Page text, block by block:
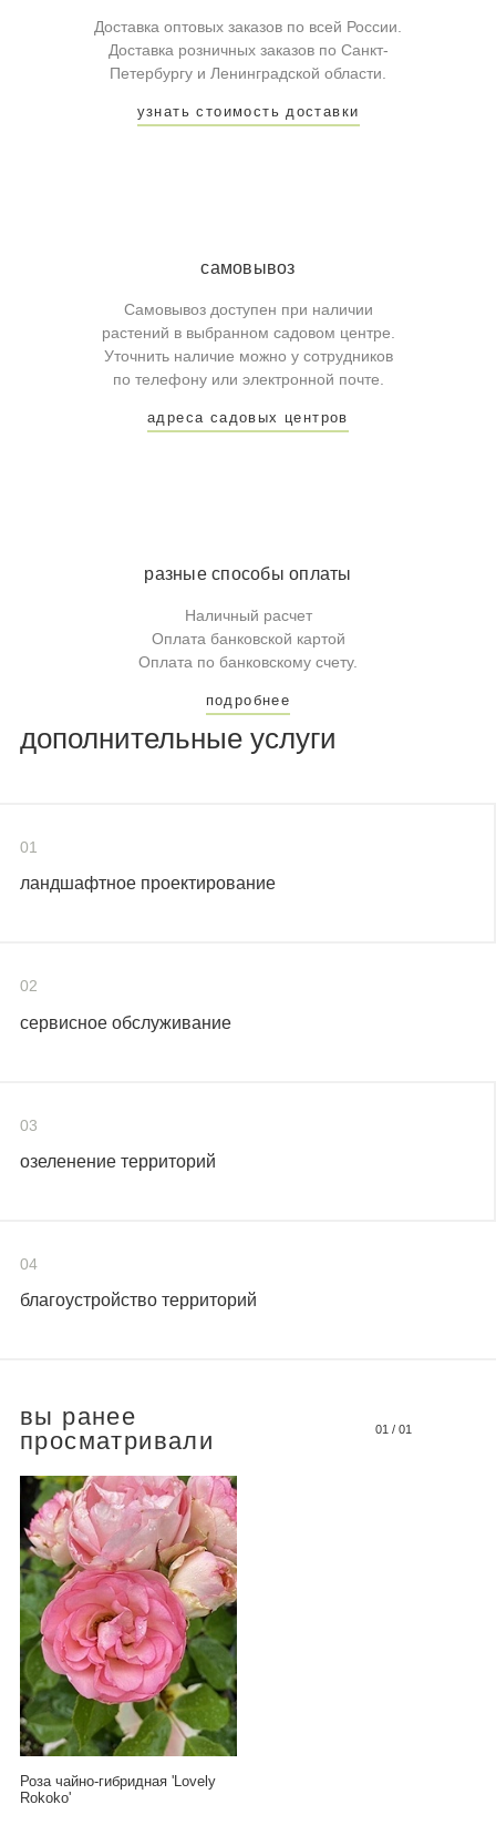
Доставка оптовых заказов по всей России.
Доставка розничных заказов по Санкт-
Петербургу и Ленинградской области.
узнать стоимость доставки
самовывоз
Самовывоз доступен при наличии
растений в выбранном садовом центре.
Уточнить наличие можно у сотрудников
по телефону или электронной почте.
адреса садовых центров
разные способы оплаты
Наличный расчет
Оплата банковской картой
Оплата по банковскому счету.
подробнее
дополнительные услуги
01
ландшафтное проектирование
02
сервисное обслуживание
03
озеленение территорий
04
благоустройство территорий
вы ранее
просматривали
01 / 01
Роза чайно-гибридная 'Lovely
Rokoko'